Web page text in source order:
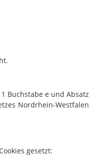
Buchstabe e und Absatz
Nordrhein-Westfalen
gesetzt: